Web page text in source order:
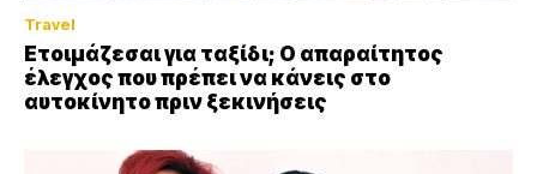
Travel
Ετοιμάζεσαι για ταξίδι; Ο απαραίτητος
έλεγχος που πρέπει να κάνεις στο
αυτοκίνητο πριν ξεκινήσεις